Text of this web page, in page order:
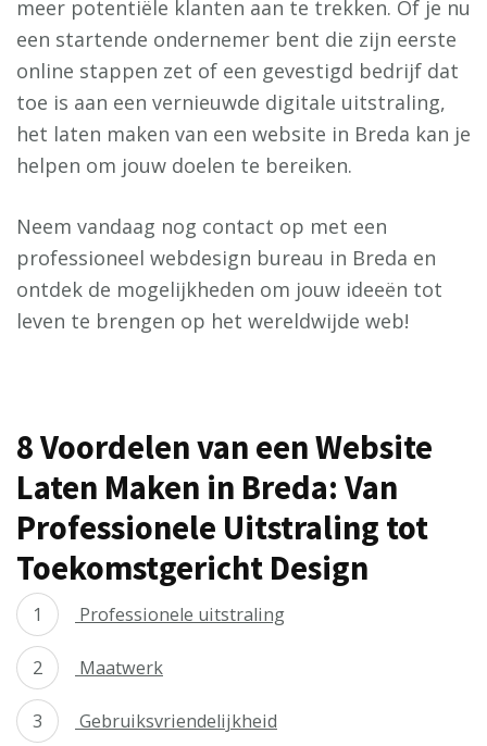
meer potentiële klanten aan te trekken. Of je nu
een startende ondernemer bent die zijn eerste
online stappen zet of een gevestigd bedrijf dat
toe is aan een vernieuwde digitale uitstraling,
het laten maken van een website in Breda kan je
helpen om jouw doelen te bereiken.
Neem vandaag nog contact op met een
professioneel webdesign bureau in Breda en
ontdek de mogelijkheden om jouw ideeën tot
leven te brengen op het wereldwijde web!
8 Voordelen van een Website
Laten Maken in Breda: Van
Professionele Uitstraling tot
Toekomstgericht Design
Professionele uitstraling
Maatwerk
Gebruiksvriendelijkheid